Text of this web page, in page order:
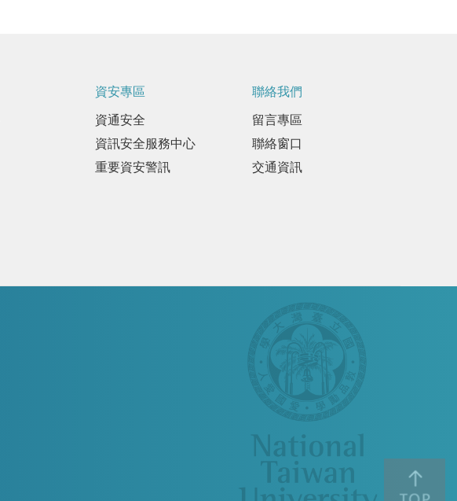
資安專區
資通安全
資訊安全服務中心
重要資安警訊
聯絡我們
留言專區
聯絡窗口
交通資訊